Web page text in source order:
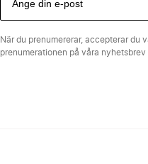
När du prenumererar, accepterar du
prenumerationen på våra nyhetsbrev